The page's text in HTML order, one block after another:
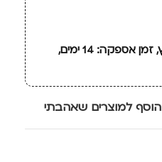
משלוחים מהירים לכל הארץ, זמן אספקה: 14 ימים,
הוסף למוצרים שאהבתי